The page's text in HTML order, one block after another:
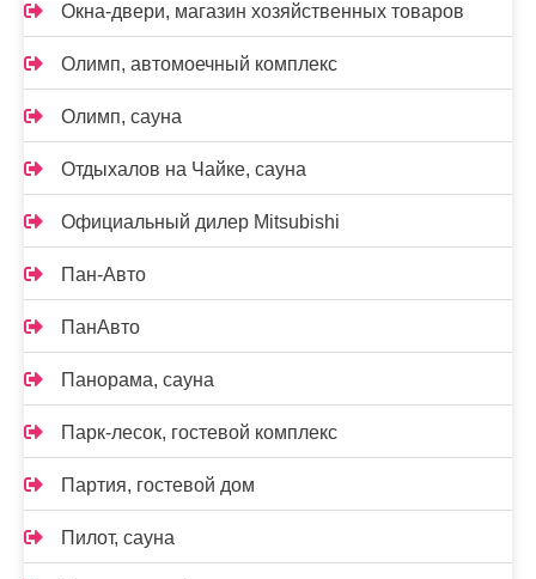
Окна-двери, магазин хозяйственных товаров
Олимп, автомоечный комплекс
Олимп, сауна
Отдыхалов на Чайке, сауна
Официальный дилер Mitsubishi
Пан-Авто
ПанАвто
Панорама, сауна
Парк-лесок, гостевой комплекс
Партия, гостевой дом
Пилот, сауна